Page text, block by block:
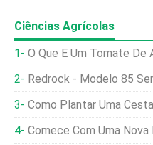
Ciências Agrícolas
O Que É Um Tomate De Ameixa -
Redrock - Modelo 85 Series -
Como Plantar Uma
Comece Com Uma